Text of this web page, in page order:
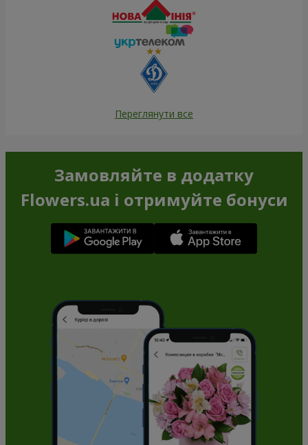
Переглянути все
Замовляйте в додатку
Flowers.ua і отримуйте бонуси